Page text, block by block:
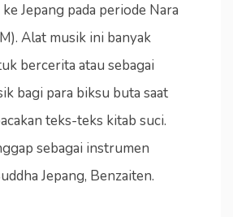
Jepang pada periode Nara
Alat musik ini banyak
bercerita atau sebagai
bagi para biksu buta saat
teks-teks kitab suci.
sebagai instrumen
Jepang, Benzaiten.